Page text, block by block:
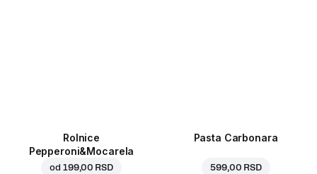
Rolnice
Pepperoni&Mocarela
od 199,00 RSD
Pasta Carbonara
599,00 RSD